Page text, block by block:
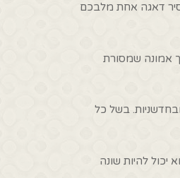
דאגה אחת מלבכם
אמונה שמסורת
בשל כל
להיות שונה